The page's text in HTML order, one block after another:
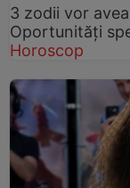
3 zodii vor
Oportunități
Horoscop